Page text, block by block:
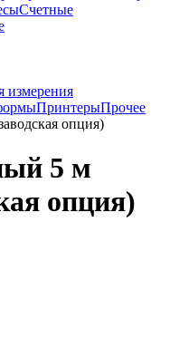
Счетные
измерения
ПринтерыПрочее
опция)
5 м
опция)